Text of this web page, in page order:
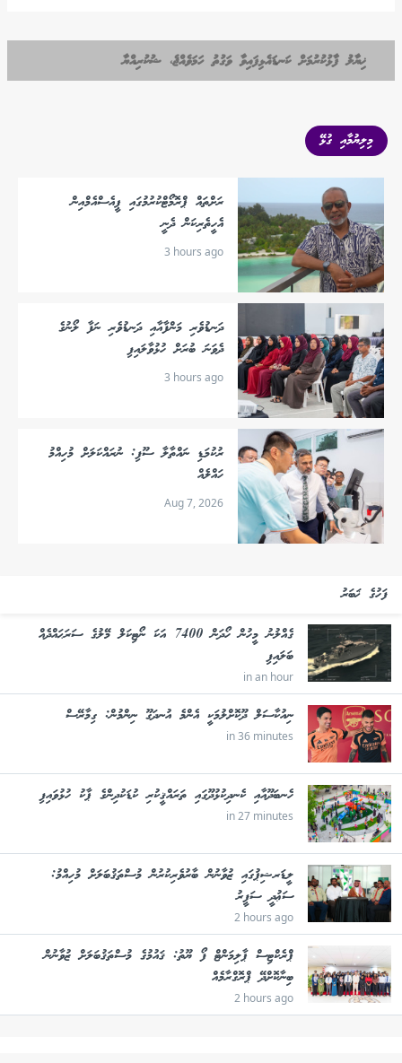
ޚިޔާލު ފާޅުކުރުމަށް ކަނޑައެޅިފައިވާ ވަގުތު ހަމަވެއްޖެ، ޝުކުރިއްޔާ
މިލިޔުމާއި ގުޅޭ
ރަށްތައް ޕްރޮމޯޓްކުރުމުގައި ޕީއެސްއެމްއިން
އެހީތެރިކަން ދެނީ
3 hours ago
ދަނޑުވެރި މަންފާއާއި ދަނޑުވެރި ނަފާ ލޯނުގެ
ދެވަނަ ބުރަށް ހުޅުވާލައިފި
3 hours ago
ރުކުމަޑި ނައްތާލާ ސޫފި: ނުރައްކަލަށް މުހިއްމު
ހައްލެއް
Aug 7, 2026
ފަހުގެ ޚަބަރު
ގެއްލުނު މީހުން ހޯދަން 7400 އަކަ ނޯޓިކަލް މޭލުގެ ސަރަޙައްދެއް
ބަލައިފި
in an hour
ނިއުކާސަލް ދޫކޮށްލުމަކީ އެންމެ އުނދަގޫ ނިންމުން: ގިމާރޭސް
in 36 minutes
ހެނބަދޫއާއި ކެނދިކުޅުދޫގައި ތަރައްޤީކުރި ކުޑަކުދިންގެ ޕާކު ހުޅުވައިފި
in 27 minutes
ލީޑަރޝިޕުގައި ޒުވާނުން ބާރުވެރިކުރުން މުސްތަޤުބަލަށް މުހިއްމު:
ސަޢުދީ ސަފީރު
2 hours ago
ޕްރެކްޓިސް ޕާލިމަންޓް ފޯ ޔޫތު: ޤައުމުގެ މުސްތަޤުބަލަށް ޒުވާނުން
ބިނާކޮށްދޭ ޕްރޮގްރާމެއް
2 hours ago